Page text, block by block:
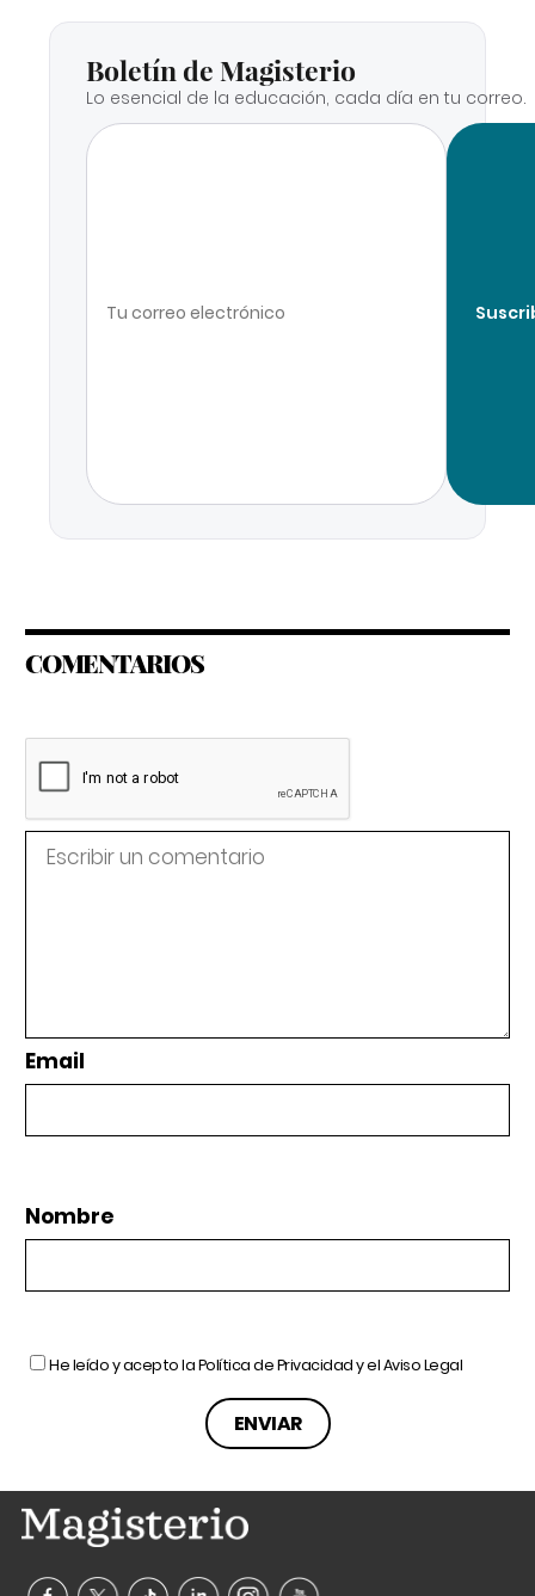
Boletín de Magisterio
Lo esencial de la educación, cada día en tu correo.
COMENTARIOS
Email
Nombre
He leído y acepto laPolítica de Privacidady elAviso Legal